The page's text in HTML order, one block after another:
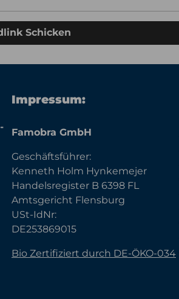
Schicken
Impressum:
Famobra GmbH
Geschäftsführer:
Kenneth Holm Hynkemejer
Handelsregister B 6398 FL
Amtsgericht Flensburg
USt-IdNr:
DE253869015
Bio Zertifiziert durch DE-ÖKO-034